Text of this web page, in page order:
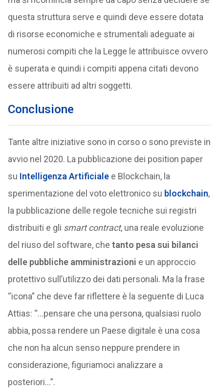
questa struttura serve e quindi deve essere dotata
di risorse economiche e strumentali adeguate ai
numerosi compiti che la Legge le attribuisce ovvero
è superata e quindi i compiti appena citati devono
essere attribuiti ad altri soggetti.
Conclusione
Tante altre iniziative sono in corso o sono previste in
avvio nel 2020. La pubblicazione dei position paper
su Intelligenza Artificialee Blockchain, la
sperimentazione del voto elettronico su blockchain,
la pubblicazione delle regole tecniche sui registri
distribuiti e gli smart contract, una reale evoluzione
del riuso del software, che tanto pesa sui bilanci
delle pubbliche amministrazioni e un approccio
protettivo sull’utilizzo dei dati personali. Ma la frase
“icona” che deve far riflettere è la seguente di Luca
Attias: “…pensare che una persona, qualsiasi ruolo
abbia, possa rendere un Paese digitale è una cosa
che non ha alcun senso neppure prendere in
considerazione, figuriamoci analizzare a
posteriori…”.